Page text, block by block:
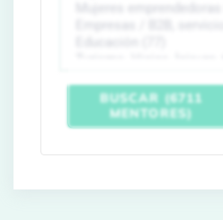
BUSCAR (6711
MENTORES)